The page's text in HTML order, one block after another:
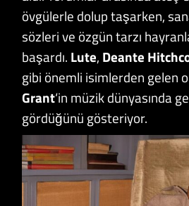
övgülerle dolup taşarken,
sözleri ve özgün tarzı
başardı. Lute, Deante
gibi önemli isimlerden gelen
Grant‘in müzik dünyasında
gördüğünü gösteriyor.